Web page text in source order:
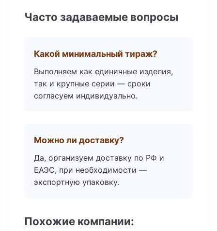
Часто задаваемые вопросы
Какой минимальный тираж?
Выполняем как единичные изделия,
так и крупные серии — сроки
согласуем индивидуально.
Можно ли доставку?
Да, организуем доставку по РФ и
ЕАЭС, при необходимости —
экспортную упаковку.
Похожие компании: